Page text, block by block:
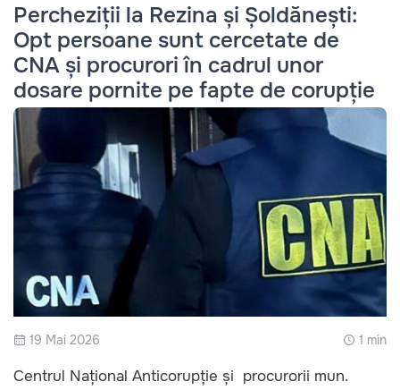
Percheziții la Rezina și Șoldănești:
Opt persoane sunt cercetate de
CNA și procurori în cadrul unor
dosare pornite pe fapte de corupție
19 Mai 2026 1 min
Centrul Național Anticorupție și procurorii mun.